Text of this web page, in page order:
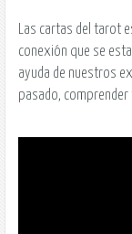
Las cartas del tarot
conexión que se
ayuda de nuestros
pasado,